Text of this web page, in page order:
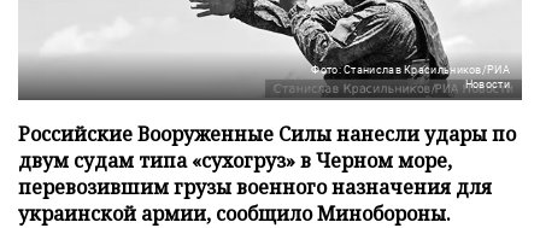
Фото: Станислав Красильников/РИА
Новости
Российские Вооруженные Силы нанесли удары по
двум судам типа «сухогруз» в Черном море,
перевозившим грузы военного назначения для
украинской армии, сообщило Минобороны.